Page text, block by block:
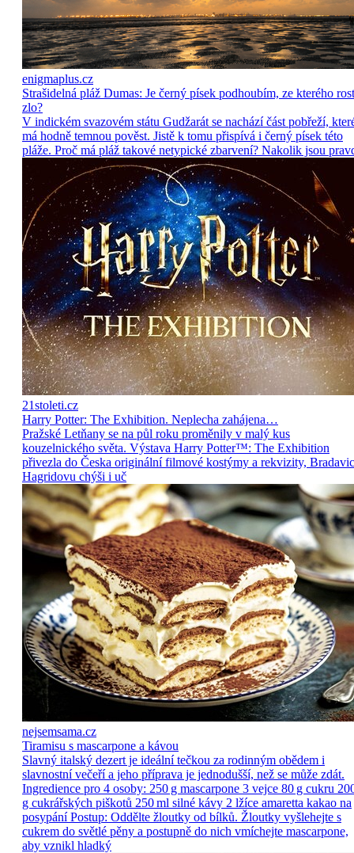
enigmaplus.cz
Strašidelná pláž Dumas: Je černý písek podhoubím, ze kterého
zlo?
V indickém svazovém státu Gudžarát se nachází část pobřeží,
má hodně temnou pověst. Jistě k tomu přispívá i černý písek této
pláže. Proč má pláž takové netypické zbarvení? Nakolik jsou
21stoleti.cz
Harry Potter: The Exhibition. Neplecha zahájena…
Pražské Letňany se na půl roku proměnily v malý kus
kouzelnického světa. Výstava Harry Potter™: The Exhibition
přivezla do Česka originální filmové kostýmy a rekvizity,
Hagridovu chýši i uč
nejsemsama.cz
Tiramisu s mascarpone a kávou
Slavný italský dezert je ideální tečkou za rodinným obědem i
slavnostní večeří a jeho příprava je jednodušší, než se může zdát.
Ingredience pro 4 osoby: 250 g mascarpone 3 vejce 80 g cukru
g cukrářských piškotů 250 ml silné kávy 2 lžíce amaretta kakao na
posypání Postup: Oddělte žloutky od bílků. Žloutky vyšlehejte s
cukrem do světlé pěny a postupně do nich vmíchejte mascarpone,
aby vznikl hladký